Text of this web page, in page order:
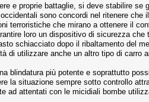
e pro­prie battaglie, si deve stabilire se
sono concordi nel ritenere che
terroristiche che mirano a ottene­re il
loro un dispo­sitivo di sicurezza
schiacciato dopo il ribaltamento del
di utilizzare an­che un altro tipo di carro
blindatura più potente e soprattutto
la situa­zione sempre sotto controllo
ad atten­tati con le micidiali bombe